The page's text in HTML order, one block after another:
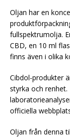
Oljan har en
fullspektrumolja.
CBD, en 10 ml
finns även i olika
Cibdol-produkter
styrka och
officiella
Oljan från denna